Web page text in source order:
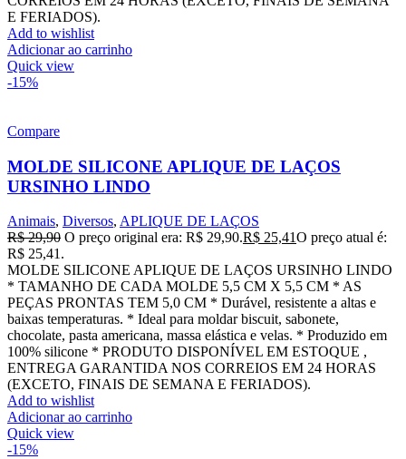
E FERIADOS).
Add to wishlist
Adicionar ao carrinho
Quick view
-15%
Compare
MOLDE SILICONE APLIQUE DE LAÇOS
URSINHO LINDO
Animais, Diversos, APLIQUE DE LAÇOS
R$29,90 O preço original era: R$ 29,90.R$ 25,41O preço atual é:
R$ 25,41.
MOLDE SILICONE APLIQUE DE LAÇOS URSINHO LINDO
* TAMANHO DE CADA MOLDE 5,5 CM X 5,5 CM * AS
PEÇAS PRONTAS TEM 5,0 CM * Durável, resistente a altas e
baixas temperaturas. * Ideal para moldar biscuit, sabonete,
chocolate, pasta americana, massa elástica e velas. * Produzido em
100% silicone * PRODUTO DISPONÍVEL EM ESTOQUE ,
ENTREGA GARANTIDA NOS CORREIOS EM 24 HORAS
(EXCETO, FINAIS DE SEMANA E FERIADOS).
Add to wishlist
Adicionar ao carrinho
Quick view
-15%